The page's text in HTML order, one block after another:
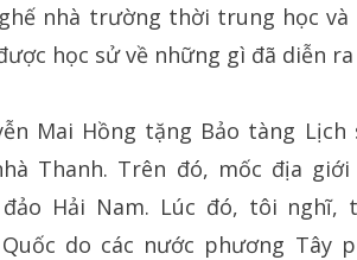
nhà trường thời trung học và
học sử về những gì đã diễn ra
Mai Hồng tặng Bảo tàng Lịch
Thanh. Trên đó, mốc địa giới
Hải Nam. Lúc đó, tôi nghĩ,
do các nước phương Tây